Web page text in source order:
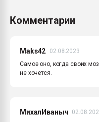
Комментарии
Maks42
02.08.2023
Самое оно, когда своих
не хочется.
МихалИваныч